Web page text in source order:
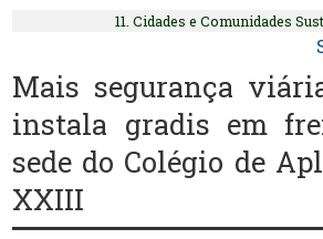
11. Cidades e Comunidades
Mais segurança
instala gradis em
sede do Colégio de
XXIII